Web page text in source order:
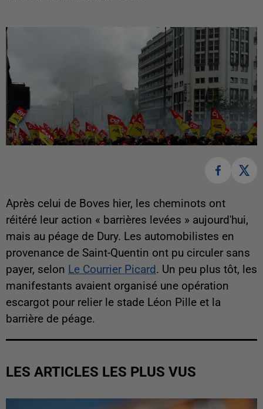
Après celui de Boves hier, les cheminots ont
réitéré leur action « barrières levées » aujourd'hui,
mais au péage de Dury. Les automobilistes en
provenance de Saint-Quentin ont pu circuler sans
payer, selon Le Courrier Picard. Un peu plus tôt, les
manifestants avaient organisé une opération
escargot pour relier le stade Léon Pille et la
barrière de péage.
LES ARTICLES LES PLUS VUS